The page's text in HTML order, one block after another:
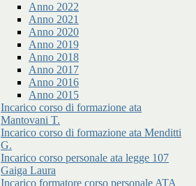
Anno 2022
Anno 2021
Anno 2020
Anno 2019
Anno 2018
Anno 2017
Anno 2016
Anno 2015
Incarico corso di formazione ata
Mantovani T.
Incarico corso di formazione ata Menditti
G.
Incarico corso personale ata legge 107
Gaiga Laura
Incarico formatore corso personale ATA